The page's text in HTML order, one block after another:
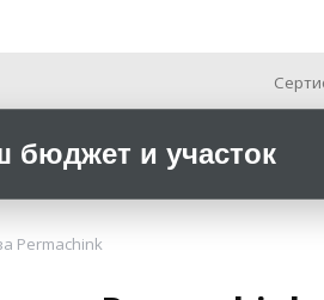
бюджет и участок
Permachink